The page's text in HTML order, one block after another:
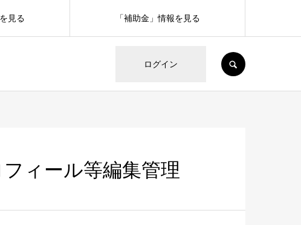
ログイン
見る 「補助金」情報を見る
ィール等編集管理